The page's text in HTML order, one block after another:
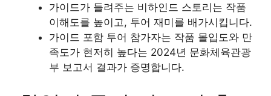
가이드가 들려주는 비하인드 스토리는 작품
이해도를 높이고, 투어 재미를 배가시킵니다.
가이드 포함 투어 참가자는 작품 몰입도와 만
족도가 현저히 높다는 2024년 문화체육관광
부 보고서 결과가 증명합니다.